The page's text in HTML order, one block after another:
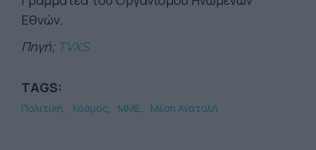
Εθνών.
Πηγή; TVXS
TAGS:
Πολιτική Κόσμος ΜΜΕ Μέση Ανατολή